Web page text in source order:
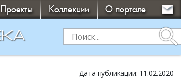
Проекты Коллекции О портале
search
Дата публикации: 11.02.2020